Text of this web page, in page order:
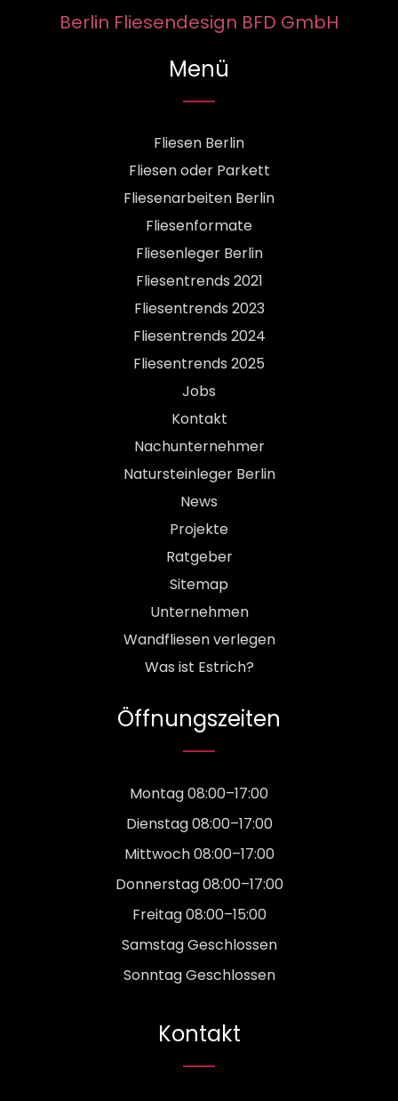
Berlin Fliesendesign BFD GmbH
Menü
Fliesen Berlin
Fliesen oder Parkett
Fliesenarbeiten Berlin
Fliesenformate
Fliesenleger Berlin
Fliesentrends 2021
Fliesentrends 2023
Fliesentrends 2024
Fliesentrends 2025
Jobs
Kontakt
Nachunternehmer
Natursteinleger Berlin
News
Projekte
Ratgeber
Sitemap
Unternehmen
Wandfliesen verlegen
Was ist Estrich?
Öffnungszeiten
Montag 08:00–17:00
Dienstag 08:00–17:00
Mittwoch 08:00–17:00
Donnerstag 08:00–17:00
Freitag 08:00–15:00
Samstag Geschlossen
Sonntag Geschlossen
Kontakt